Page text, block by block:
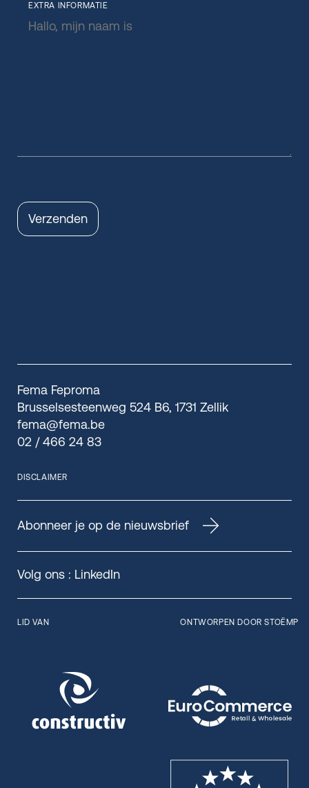
EXTRA INFORMATIE
Verzenden
Fema Feproma
Brusselsesteenweg 524 B6, 1731 Zellik
fema@fema.be
02 / 466 24 83
DISCLAIMER
Abonneer je op de nieuwsbrief
Volg ons : LinkedIn
LID VAN ONTWORPEN DOOR STOËMP